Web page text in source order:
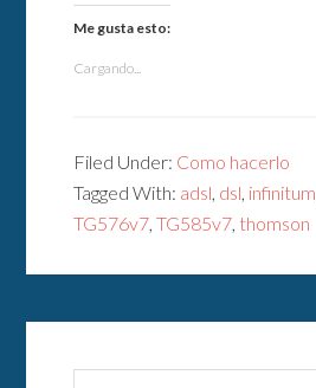
Me gusta esto:
Cargando...
Filed Under: Como hacerlo
Tagged With: adsl, dsl, infinitum
TG576v7,TG585v7, thomson